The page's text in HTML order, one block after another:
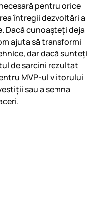
pentru orice
întregii dezvoltări a
Dacă cunoașteți deja
ajuta să transformi
dar dacă sunteți
de sarcini rezultat
MVP-ul viitorului
sau a semna